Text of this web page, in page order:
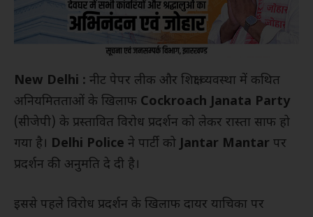
New Delhi : नीट पेपर लीक और शिक्षा व्यवस्था में कथित
अनियमितताओं के खिलाफ Cockroach Janata Party
(सीजेपी) के प्रस्तावित विरोध प्रदर्शन को लेकर रास्ता साफ हो
गया है। Delhi Police ने पार्टी को Jantar Mantar पर
प्रदर्शन की अनुमति दे दी है।
इससे पहले विरोध प्रदर्शन के खिलाफ दायर याचिका पर